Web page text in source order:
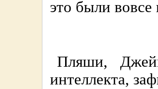
это были
Пляши,
интеллекта,